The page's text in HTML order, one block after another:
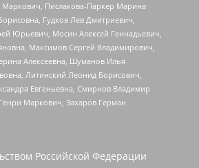
Маркович, Пислакова-Паркер Марина
Гудков Лев Дмитриевич,
Юрьевич, Мосин Алексей Геннадьевич,
Максимов Сергей Владимирович,
Алексеевна, Шуманов Илья
Литинский Леонид Борисович,
Евгеньевна, Смирнов Владимир
Маркович, Захаров Герман
Российской Федерации